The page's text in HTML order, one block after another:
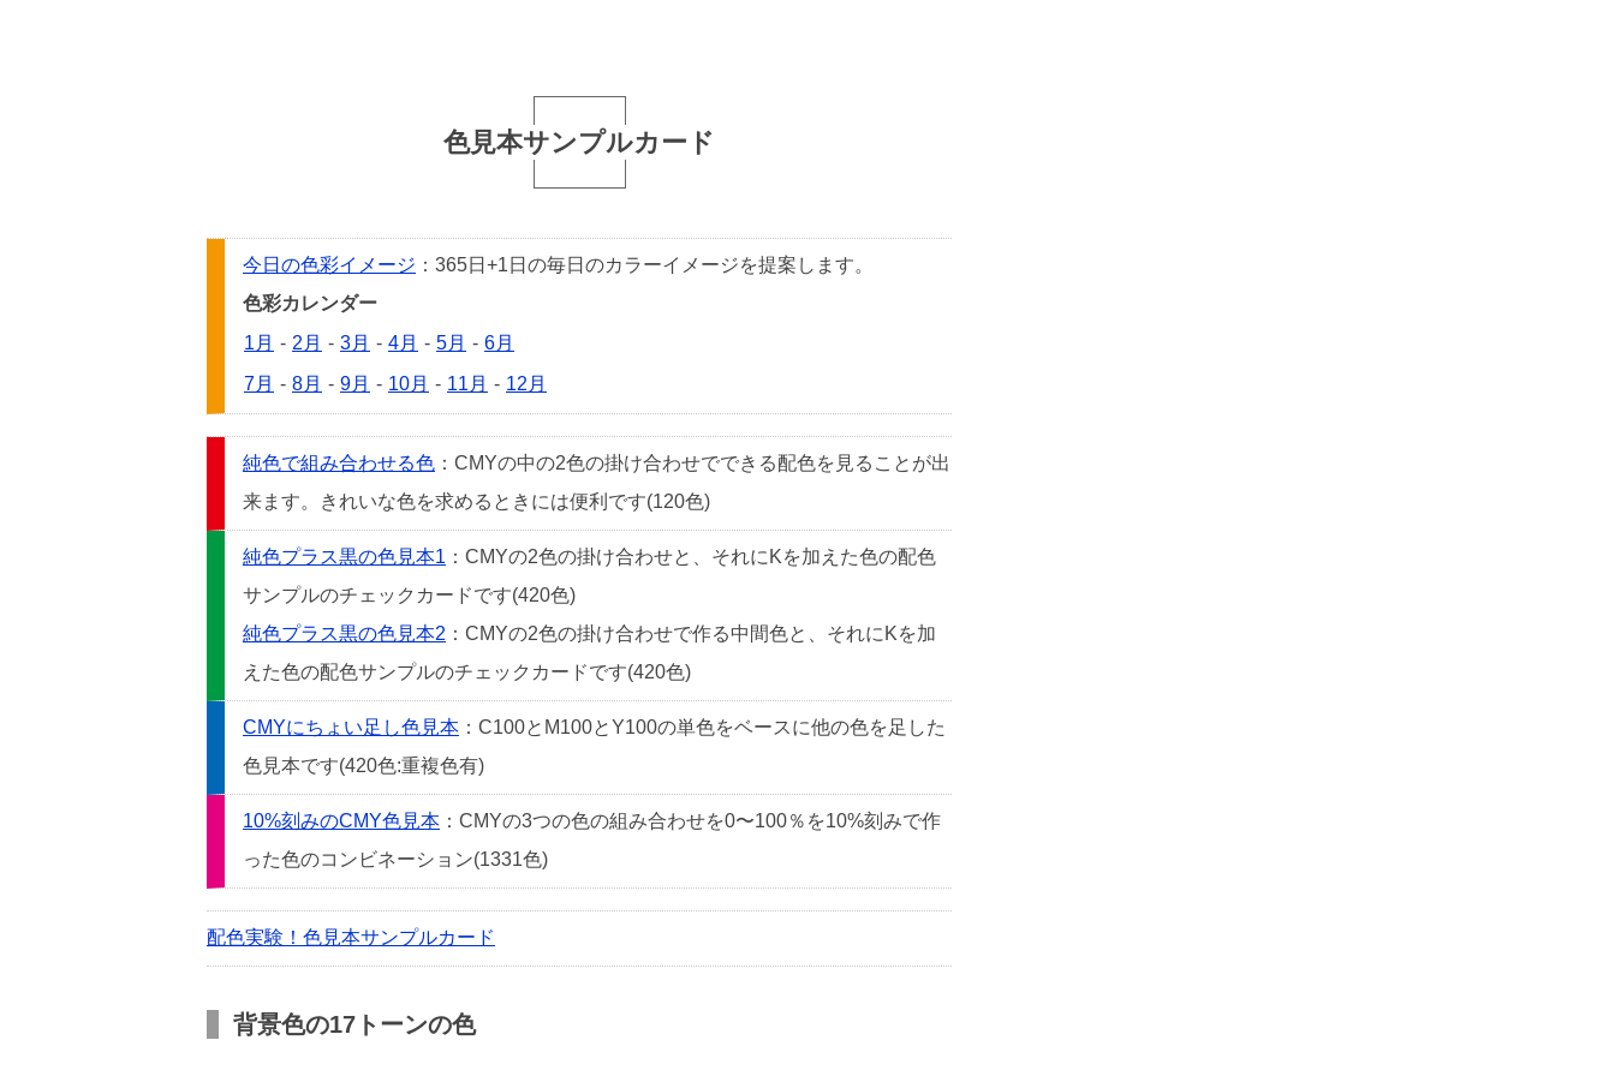
色見本サンプルカード
今日の色彩イメージ ：365日+1日の毎日のカラーイメージを提案します。
色彩カレンダー
1月 - 2月 - 3月 - 4月 - 5月 - 6月
7月 - 8月 - 9月 - 10月 - 11月 - 12月
純色で組み合わせる色 ：CMYの中の2色の掛け合わせでできる配色を見ることが出
来ます。きれいな色を求めるときには便利です(120色)
純色プラス黒の色見本1 ：CMYの2色の掛け合わせと、それにKを加えた色の配色
サンプルのチェックカードです(420色)
純色プラス黒の色見本2 ：CMYの2色の掛け合わせで作る中間色と、それにKを加
えた色の配色サンプルのチェックカードです(420色)
CMYにちょい足し色見本 ：C100とM100とY100の単色をベースに他の色を足した
色見本です(420色:重複色有)
10%刻みのCMY色見本 ：CMYの3つの色の組み合わせを0〜100％を10%刻みで作
った色のコンビネーション(1331色)
配色実験！色見本サンプルカード
背景色の17トーンの色